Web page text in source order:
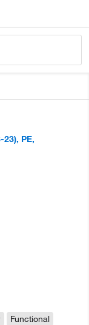
PE,
Functional